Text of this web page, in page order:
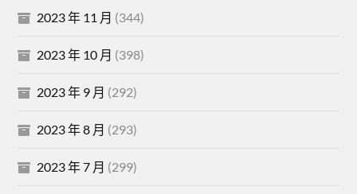
2023 年 11 月 (344)
2023 年 10 月 (398)
2023 年 9 月 (292)
2023 年 8 月 (293)
2023 年 7 月 (299)